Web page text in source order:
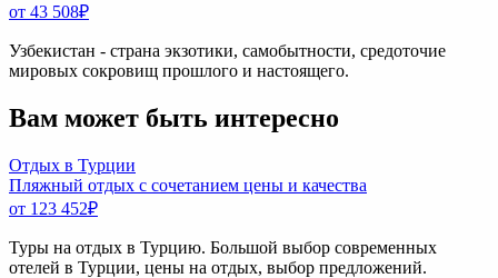
от 43 508₽
Узбекистан - страна экзотики, самобытности, средоточие
мировых сокровищ прошлого и настоящего.
Вам может быть интересно
Отдых в Турции
Пляжный отдых с сочетанием цены и качества
от 123 452₽
Туры на отдых в Турцию. Большой выбор современных
отелей в Турции, цены на отдых, выбор предложений.